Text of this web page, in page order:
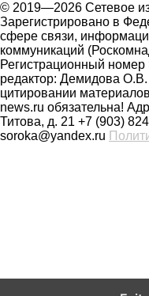
© 2019—2026 Сетевое
Зарегистрировано в
сфере связи,
коммуникаций
Регистрационный
редактор: Демидова
цитировании
news.ru обязательна!
Титова, д. 21 +7 (903)
soroka@yandex.ru